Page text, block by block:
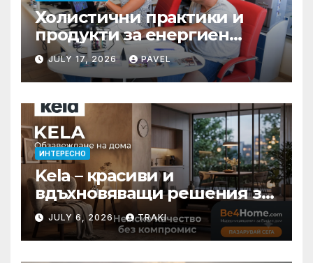
Холистични практики и
продукти за енергиен
баланс в ежедневието
JULY 17, 2026 PAVEL
ИНТЕРЕСНО
Kela – красиви и
вдъхновяващи решения за
вашия дом
JULY 6, 2026 TRAKI